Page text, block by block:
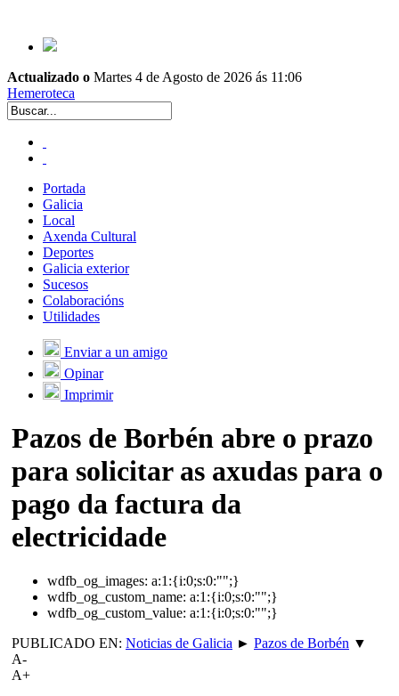
Actualizado o Martes 4 de Agosto de 2026 ás 11:06
Hemeroteca
Portada
Galicia
Local
Axenda Cultural
Deportes
Galicia exterior
Sucesos
Colaboracións
Utilidades
Enviar a un amigo
Opinar
Imprimir
Pazos de Borbén abre o prazo
para solicitar as axudas para o
pago da factura da
electricidade
wdfb_og_images: a:1:{i:0;s:0:"";}
wdfb_og_custom_name: a:1:{i:0;s:0:"";}
wdfb_og_custom_value: a:1:{i:0;s:0:"";}
PUBLICADO EN: Noticias de Galicia ► Pazos de Borbén ▼
A-
A+